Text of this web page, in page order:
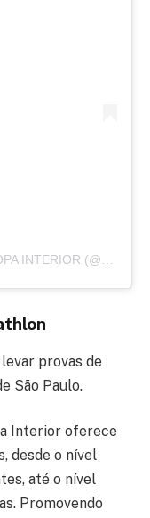
Uma publicação compartilhada por COPA INTERIOR (@copainteriorcs)
provas de
São Paulo.
Interior oferece
desde o nível
até o nível
Promovendo